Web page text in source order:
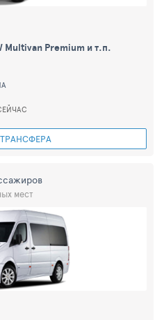
Multivan Premium и т.п.
мест